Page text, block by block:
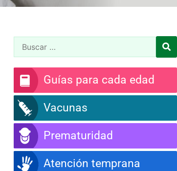
Guías para cada edad
Vacunas
Prematuridad
Atención temprana